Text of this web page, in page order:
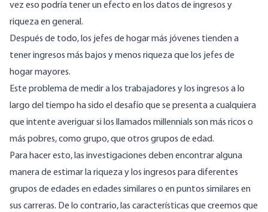
vez eso podría tener un efecto en los datos de ingresos y
riqueza en general.
Después de todo, los jefes de hogar más jóvenes tienden a
tener ingresos más bajos y menos riqueza que los jefes de
hogar mayores.
Este problema de medir a los trabajadores y los ingresos a lo
largo del tiempo ha sido el desafío que se presenta a cualquiera
que intente averiguar si los llamados millennials son más ricos o
más pobres, como grupo, que otros grupos de edad.
Para hacer esto, las investigaciones deben encontrar alguna
manera de estimar la riqueza y los ingresos para diferentes
grupos de edades en edades similares o en puntos similares en
sus carreras. De lo contrario, las características que creemos que